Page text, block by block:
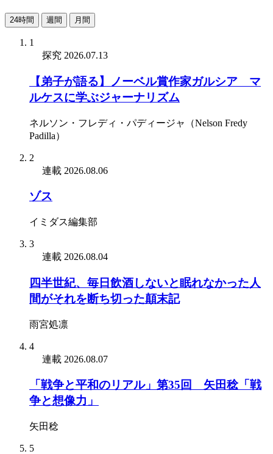
24時間 週間 月間
1
探究 2026.07.13
【弟子が語る】ノーベル賞作家ガルシア゠マ
ルケスに学ぶジャーナリズム
ネルソン・フレディ・パディージャ（Nelson Fredy
Padilla）
2
連載 2026.08.06
ゾス
イミダス編集部
3
連載 2026.08.04
四半世紀、毎日飲酒しないと眠れなかった人
間がそれを断ち切った顛末記
雨宮処凛
4
連載 2026.08.07
「戦争と平和のリアル」第35回 矢田稔「戦
争と想像力」
矢田稔
5